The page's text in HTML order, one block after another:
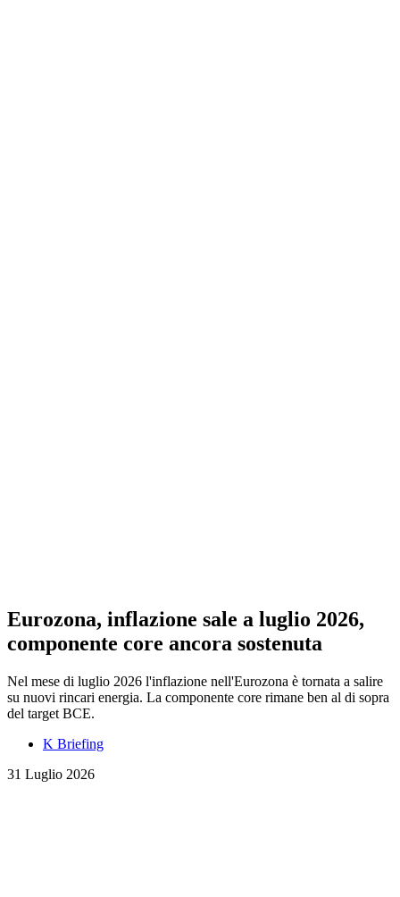
Eurozona, inflazione sale a luglio 2026,
componente core ancora sostenuta
Nel mese di luglio 2026 l'inflazione nell'Eurozona è tornata a salire
su nuovi rincari energia. La componente core rimane ben al di sopra
del target BCE.
K Briefing
31 Luglio 2026